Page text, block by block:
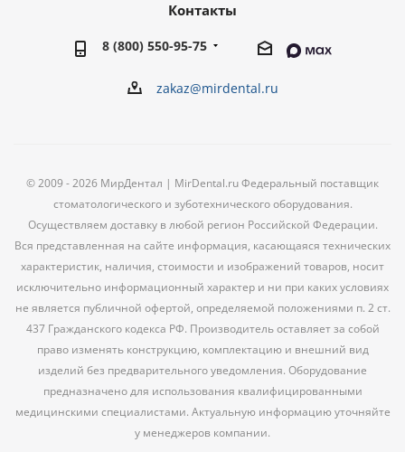
Контакты
8 (800) 550-95-75
zakaz@mirdental.ru
© 2009 - 2026 МирДентал | MirDental.ru Федеральный поставщик
стоматологического и зуботехнического оборудования.
Осуществляем доставку в любой регион Российской Федерации.
Вся представленная на сайте информация, касающаяся технических
характеристик, наличия, стоимости и изображений товаров, носит
исключительно информационный характер и ни при каких условиях
не является публичной офертой, определяемой положениями п. 2 ст.
437 Гражданского кодекса РФ. Производитель оставляет за собой
право изменять конструкцию, комплектацию и внешний вид
изделий без предварительного уведомления. Оборудование
предназначено для использования квалифицированными
медицинскими специалистами. Актуальную информацию уточняйте
у менеджеров компании.